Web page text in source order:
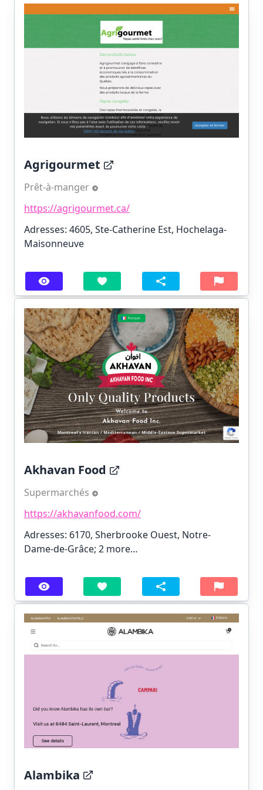
Agrigourmet
Prêt-à-manger
https://agrigourmet.ca/
Adresses: 4605, Ste-Catherine Est, Hochelaga-
Maisonneuve
Akhavan Food
Supermarchés
https://akhavanfood.com/
Adresses: 6170, Sherbrooke Ouest, Notre-
Dame-de-Grâce; 2 more…
Alambika